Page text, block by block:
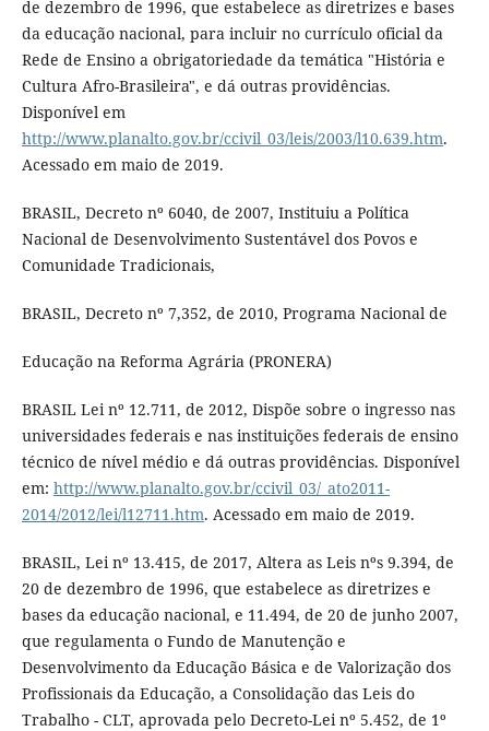
de dezembro de 1996, que estabelece as diretrizes e bases
da educação nacional, para incluir no currículo oficial da
Rede de Ensino a obrigatoriedade da temática "História e
Cultura Afro-Brasileira", e dá outras providências.
Disponível em
http://www.planalto.gov.br/ccivil_03/leis/2003/l10.639.htm.
Acessado em maio de 2019.
BRASIL, Decreto nº 6040, de 2007, Instituiu a Política
Nacional de Desenvolvimento Sustentável dos Povos e
Comunidade Tradicionais,
BRASIL, Decreto nº 7,352, de 2010, Programa Nacional de
Educação na Reforma Agrária (PRONERA)
BRASIL Lei nº 12.711, de 2012, Dispõe sobre o ingresso nas
universidades federais e nas instituições federais de ensino
técnico de nível médio e dá outras providências. Disponível
em: http://www.planalto.gov.br/ccivil_03/_ato2011-
2014/2012/lei/l12711.htm. Acessado em maio de 2019.
BRASIL, Lei nº 13.415, de 2017, Altera as Leis nºs 9.394, de
20 de dezembro de 1996, que estabelece as diretrizes e
bases da educação nacional, e 11.494, de 20 de junho 2007,
que regulamenta o Fundo de Manutenção e
Desenvolvimento da Educação Básica e de Valorização dos
Profissionais da Educação, a Consolidação das Leis do
Trabalho - CLT, aprovada pelo Decreto-Lei nº 5.452, de 1º